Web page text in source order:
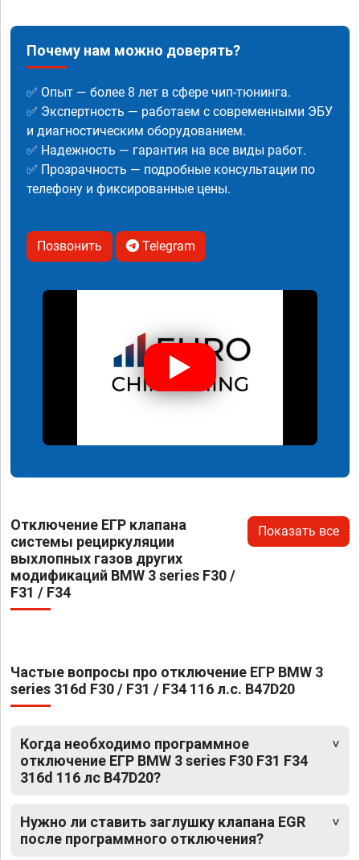
Почему нам можно доверять?
✅ Опыт — более 8 лет в сфере чип-тюнинга.
✅ Экспертность — работаем с современными ЭБУ
и диагностическим оборудованием.
✅ Надежность — гарантия на все виды работ.
✅ Прозрачность — подробные консультации по
телефону и фиксированные цены.
Позвонить Telegram
Отключение ЕГР клапана
системы рециркуляции
выхлопных газов других
модификаций BMW 3 series F30 /
F31 / F34
Показать все
Частые вопросы про отключение ЕГР BMW 3
series 316d F30 / F31 / F34 116 л.с. B47D20
Когда необходимо программное
отключение ЕГР BMW 3 series F30 F31 F34
316d 116 лс B47D20?
Нужно ли ставить заглушку клапана EGR
после программного отключения?